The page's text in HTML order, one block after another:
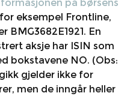
på børsens
eksempel Frontline,
BMG3682E1921. En
aksje har ISIN som
bokstavene NO. (Obs:
gjelder ikke for
men de inngår heller